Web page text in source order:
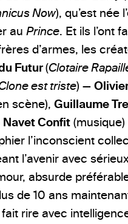
Now), qu’est née
au Prince. Et ils l’ont
d’armes, les
Futur(Clotaire
est triste) —
scène), Guillaume
Navet Confit
l’inconscient
l’avenir avec
absurde
de 10 ans
fait rire avec